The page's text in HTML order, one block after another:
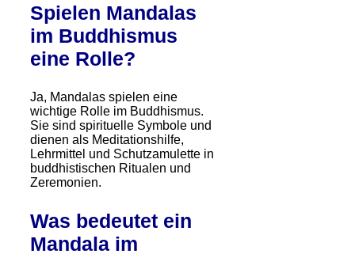
Spielen Mandalas
im Buddhismus
eine Rolle?
Ja, Mandalas spielen eine
wichtige Rolle im Buddhismus.
Sie sind spirituelle Symbole und
dienen als Meditationshilfe,
Lehrmittel und Schutzamulette in
buddhistischen Ritualen und
Zeremonien.
Was bedeutet ein
Mandala im